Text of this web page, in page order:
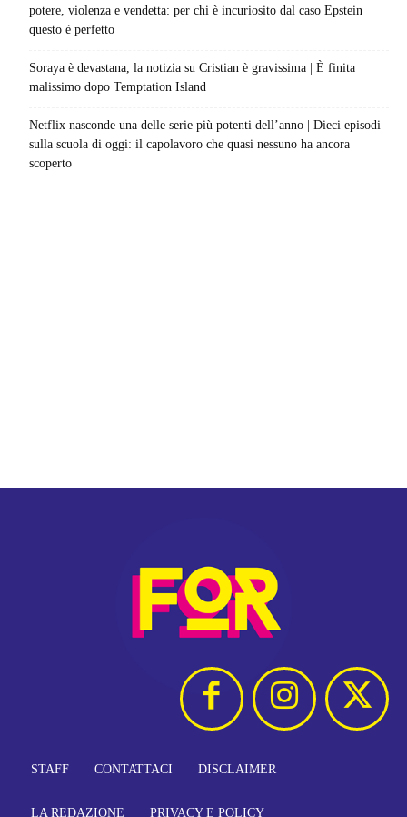
potere, violenza e vendetta: per chi è incuriosito dal caso Epstein
questo è perfetto
Soraya è devastana, la notizia su Cristian è gravissima | È finita
malissimo dopo Temptation Island
Netflix nasconde una delle serie più potenti dell’anno | Dieci episodi
sulla scuola di oggi: il capolavoro che quasi nessuno ha ancora
scoperto
STAFF CONTATTACI DISCLAIMER
LA REDAZIONE PRIVACY E POLICY